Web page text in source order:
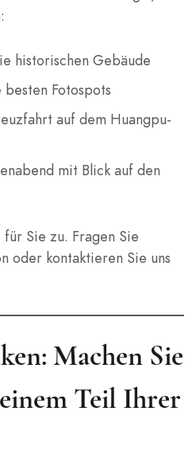
historischen Gebäude
Fotospots
auf dem Huangpu-
mit Blick auf den
Sie zu. Fragen Sie
oder kontaktieren Sie uns
Machen Sie
Teil Ihrer